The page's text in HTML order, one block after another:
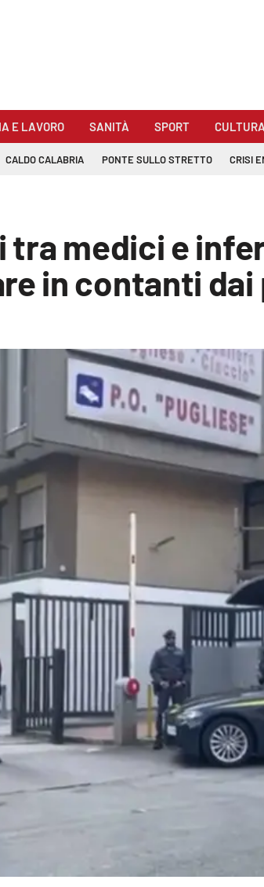
E LAVORO SANITÀ SPORT CULTURA
CALDO CALABRIA PONTE SULLO STRETTO CRISI
tra medici e
in contanti